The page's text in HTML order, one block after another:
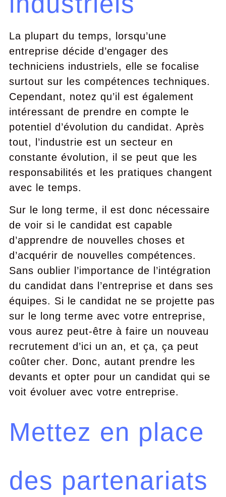
La plupart du temps, lorsqu’une
entreprise décide d’engager des
techniciens industriels, elle se focalise
surtout sur les compétences techniques.
Cependant, notez qu’il est également
intéressant de prendre en compte le
potentiel d’évolution du candidat. Après
tout, l’industrie est un secteur en
constante évolution, il se peut que les
responsabilités et les pratiques changent
avec le temps.
Sur le long terme, il est donc nécessaire
de voir si le candidat est capable
d’apprendre de nouvelles choses et
d’acquérir de nouvelles compétences.
Sans oublier l’importance de l’intégration
du candidat dans l’entreprise et dans ses
équipes. Si le candidat ne se projette pas
sur le long terme avec votre entreprise,
vous aurez peut-être à faire un nouveau
recrutement d’ici un an, et ça, ça peut
coûter cher. Donc, autant prendre les
devants et opter pour un candidat qui se
voit évoluer avec votre entreprise.
Mettez en place
des partenariats